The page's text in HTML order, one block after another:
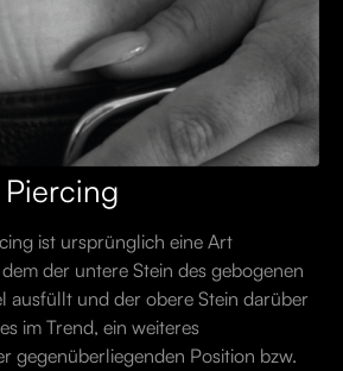
ist ursprünglich eine Art
der untere Stein des gebogenen
ausfüllt und der obere Stein darüber
im Trend, ein weiteres
gegenüberliegenden Position bzw.